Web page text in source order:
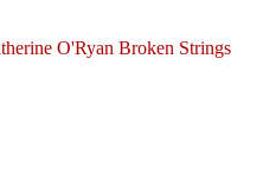
O'Ryan Broken Strings